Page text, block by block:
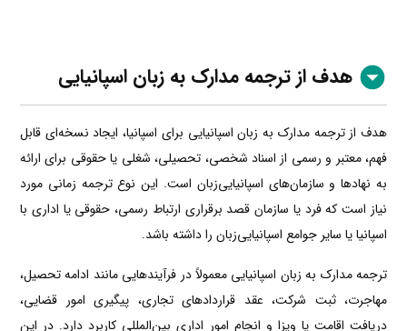
هدف از ترجمه مدارک به زبان اسپانیایی
هدف از ترجمه مدارک به زبان اسپانیایی برای اسپانیا، ایجاد نسخه‌ای قابل
فهم، معتبر و رسمی از اسناد شخصی، تحصیلی، شغلی یا حقوقی برای ارائه
به نهادها و سازمان‌های اسپانیایی‌زبان است. این نوع ترجمه زمانی مورد
نیاز است که فرد یا سازمان قصد برقراری ارتباط رسمی، حقوقی یا اداری با
اسپانیا یا سایر جوامع اسپانیایی‌زبان را داشته باشد.
ترجمه مدارک به زبان اسپانیایی معمولاً در فرآیندهایی مانند ادامه تحصیل،
مهاجرت، ثبت شرکت، عقد قراردادهای تجاری، پیگیری امور قضایی،
دریافت اقامت یا ویزا و انجام امور اداری بین‌المللی کاربرد دارد. در این